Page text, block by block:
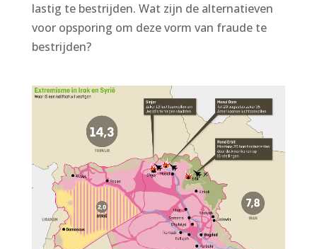
lastig te bestrijden. Wat zijn de alternatieven
voor opsporing om deze vorm van fraude te
bestrijden?